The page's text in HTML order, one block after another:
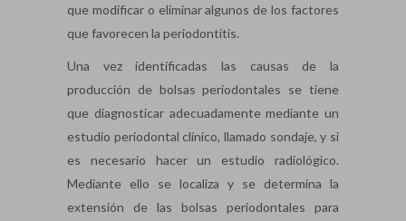
que modificar o eliminar algunos de los factores
que favorecen la periodontitis.
Una vez identificadas las causas de la
producción de bolsas periodontales se tiene
que diagnosticar adecuadamente mediante un
estudio periodontal clínico, llamado sondaje, y si
es necesario hacer un estudio radiológico.
Mediante ello se localiza y se determina la
extensión de las bolsas periodontales para